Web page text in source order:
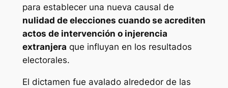
para establecer una nueva causal de
nulidad de elecciones cuando se acrediten
actos de intervención o injerencia
extranjera que influyan en los resultados
electorales.
El dictamen fue avalado alrededor de las